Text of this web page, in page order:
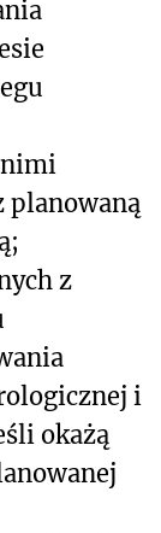
planowaną
z
i
okażą